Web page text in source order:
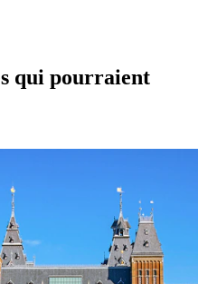
qui pourraient